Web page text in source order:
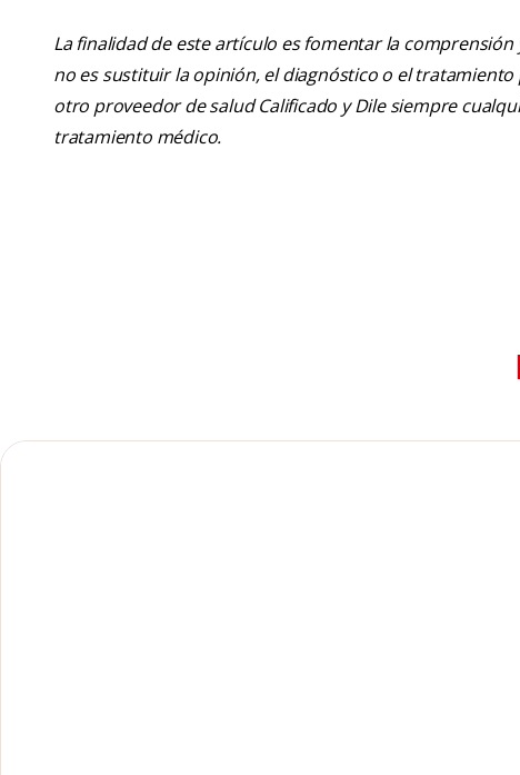
La finalidad de este artículo es fomentar la
no es sustituir la opinión, el diagnóstico o el
otro proveedor de salud Calificado y Dile siempre
tratamiento médico.